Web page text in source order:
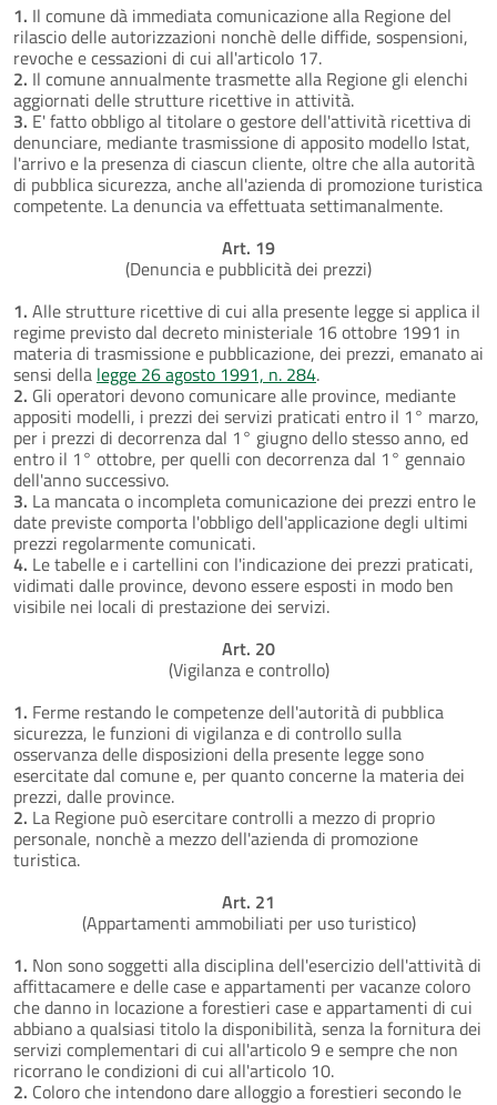
1. Il comune dà immediata comunicazione alla Regione del
rilascio delle autorizzazioni nonchè delle diffide, sospensioni,
revoche e cessazioni di cui all'articolo 17.
2. Il comune annualmente trasmette alla Regione gli elenchi
aggiornati delle strutture ricettive in attività.
3. E' fatto obbligo al titolare o gestore dell'attività ricettiva di
denunciare, mediante trasmissione di apposito modello Istat,
l'arrivo e la presenza di ciascun cliente, oltre che alla autorità
di pubblica sicurezza, anche all'azienda di promozione turistica
competente. La denuncia va effettuata settimanalmente.
Art. 19
(Denuncia e pubblicità dei prezzi)
1. Alle strutture ricettive di cui alla presente legge si applica il
regime previsto dal decreto ministeriale 16 ottobre 1991 in
materia di trasmissione e pubblicazione, dei prezzi, emanato ai
sensi della legge 26 agosto 1991, n. 284.
2. Gli operatori devono comunicare alle province, mediante
appositi modelli, i prezzi dei servizi praticati entro il 1° marzo,
per i prezzi di decorrenza dal 1° giugno dello stesso anno, ed
entro il 1° ottobre, per quelli con decorrenza dal 1° gennaio
dell'anno successivo.
3. La mancata o incompleta comunicazione dei prezzi entro le
date previste comporta l'obbligo dell'applicazione degli ultimi
prezzi regolarmente comunicati.
4. Le tabelle e i cartellini con l'indicazione dei prezzi praticati,
vidimati dalle province, devono essere esposti in modo ben
visibile nei locali di prestazione dei servizi.
Art. 20
(Vigilanza e controllo)
1. Ferme restando le competenze dell'autorità di pubblica
sicurezza, le funzioni di vigilanza e di controllo sulla
osservanza delle disposizioni della presente legge sono
esercitate dal comune e, per quanto concerne la materia dei
prezzi, dalle province.
2. La Regione può esercitare controlli a mezzo di proprio
personale, nonchè a mezzo dell'azienda di promozione
turistica.
Art. 21
(Appartamenti ammobiliati per uso turistico)
1. Non sono soggetti alla disciplina dell'esercizio dell'attività di
affittacamere e delle case e appartamenti per vacanze coloro
che danno in locazione a forestieri case e appartamenti di cui
abbiano a qualsiasi titolo la disponibilità, senza la fornitura dei
servizi complementari di cui all'articolo 9 e sempre che non
ricorrano le condizioni di cui all'articolo 10.
2. Coloro che intendono dare alloggio a forestieri secondo le